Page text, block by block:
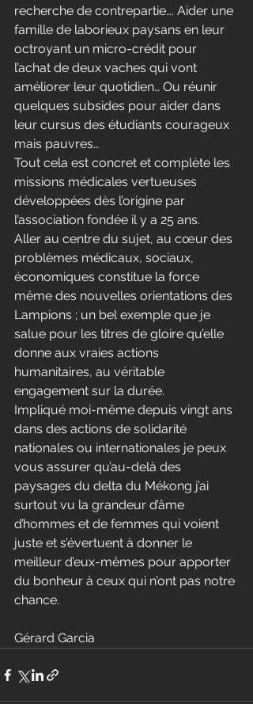
recherche de contrepartie…. Aider une
famille de laborieux paysans en leur
octroyant un micro-crédit pour
l’achat de deux vaches qui vont
améliorer leur quotidien… Ou réunir
quelques subsides pour aider dans
leur cursus des étudiants courageux
mais pauvres…
Tout cela est concret et complète les
missions médicales vertueuses
développées dès l’origine par
l’association fondée il y a 25 ans.
Aller au centre du sujet, au cœur des
problèmes médicaux, sociaux,
économiques constitue la force
même des nouvelles orientations des
Lampions ; un bel exemple que je
salue pour les titres de gloire qu’elle
donne aux vraies actions
humanitaires, au véritable
engagement sur la durée.
Impliqué moi-même depuis vingt ans
dans des actions de solidarité
nationales ou internationales je peux
vous assurer qu’au-delà des
paysages du delta du Mékong j’ai
surtout vu la grandeur d’âme
d’hommes et de femmes qui voient
juste et s’évertuent à donner le
meilleur d’eux-mêmes pour apporter
du bonheur à ceux qui n’ont pas notre
chance.
Gérard Garcia